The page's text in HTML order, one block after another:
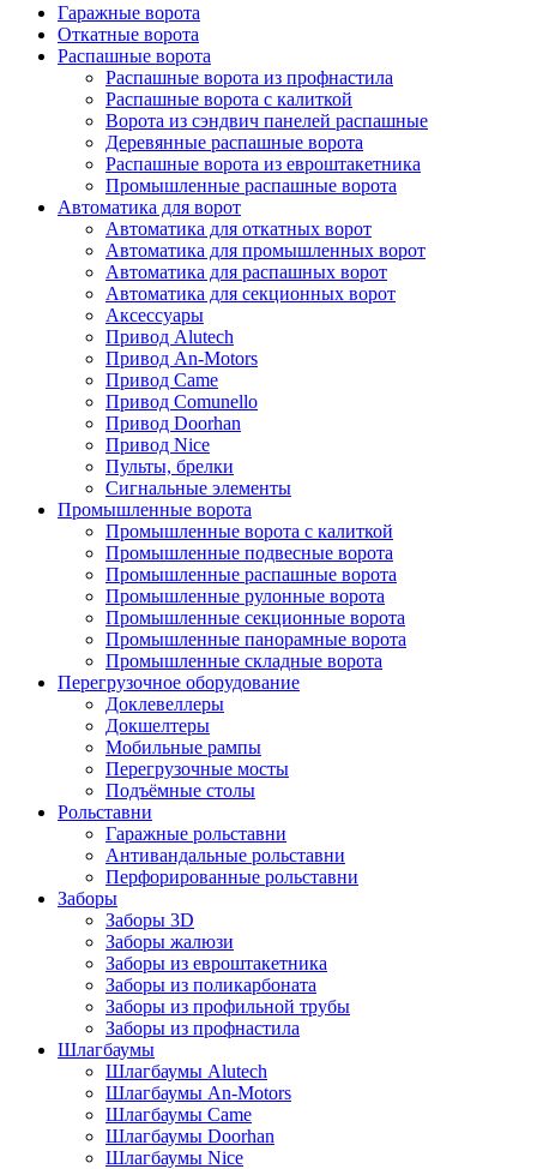
Гаражные ворота
Откатные ворота
Распашные ворота
Распашные ворота из профнастила
Распашные ворота с калиткой
Ворота из сэндвич панелей распашные
Деревянные распашные ворота
Распашные ворота из евроштакетника
Промышленные распашные ворота
Автоматика для ворот
Автоматика для откатных ворот
Автоматика для промышленных ворот
Автоматика для распашных ворот
Автоматика для секционных ворот
Аксессуары
Привод Alutech
Привод An-Motors
Привод Came
Привод Comunello
Привод Doorhan
Привод Nice
Пульты, брелки
Сигнальные элементы
Промышленные ворота
Промышленные ворота с калиткой
Промышленные подвесные ворота
Промышленные распашные ворота
Промышленные рулонные ворота
Промышленные секционные ворота
Промышленные панорамные ворота
Промышленные складные ворота
Перегрузочное оборудование
Доклевеллеры
Докшелтеры
Мобильные рампы
Перегрузочные мосты
Подъёмные столы
Рольставни
Гаражные рольставни
Антивандальные рольставни
Перфорированные рольставни
Заборы
Заборы 3D
Заборы жалюзи
Заборы из евроштакетника
Заборы из поликарбоната
Заборы из профильной трубы
Заборы из профнастила
Шлагбаумы
Шлагбаумы Alutech
Шлагбаумы An-Motors
Шлагбаумы Came
Шлагбаумы Doorhan
Шлагбаумы Nice